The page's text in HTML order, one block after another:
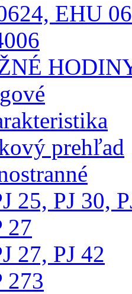
EHU
prehľad
25, PJ 30,
27
27, PJ 42
273